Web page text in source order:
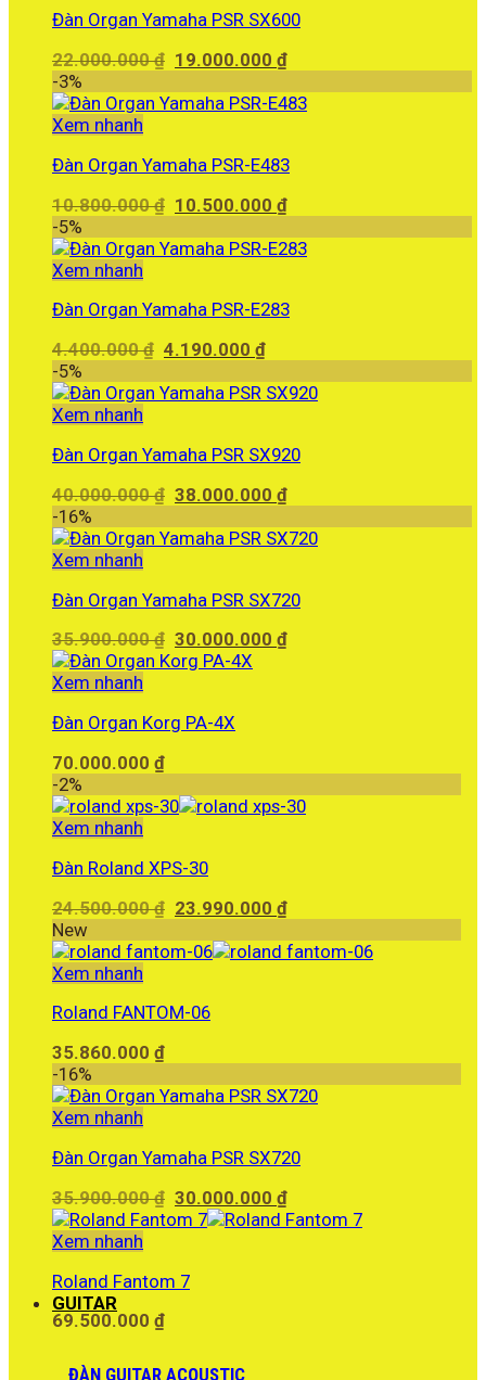
Đàn Organ Yamaha PSR SX600
22.000.000₫ Giá
là:
19.000.000₫Giá
tại
-3%
Xem nhanh
Đàn Organ Yamaha PSR-E483
10.800.000₫ Giá
là:
10.500.000₫Giá
tại
-5%
Xem nhanh
Đàn Organ Yamaha PSR-E283
4.400.000₫ Giá
là:
4.190.000₫Giá
tại
-5%
Xem nhanh
Đàn Organ Yamaha PSR SX920
40.000.000₫ Giá
là:
38.000.000₫Giá
tại
-16%
Xem nhanh
Đàn Organ Yamaha PSR SX720
35.900.000₫ Giá
gốc
30.000.000₫Giá
Xem nhanh
Đàn Organ Korg PA-4X
70.000.000 ₫
-2%
Xem nhanh
Đàn Roland XPS-30
24.500.000₫ Giá
là:
23.990.000₫Giá
tại
New
Xem nhanh
Roland FANTOM-06
35.860.000 ₫
-16%
Xem nhanh
Đàn Organ Yamaha PSR SX720
35.900.000₫ Giá
gốc
30.000.000₫Giá
hiện
Xem nhanh
Roland Fantom 7
69.500.000 ₫
GUITAR
ĐÀN GUITAR ACOUSTIC